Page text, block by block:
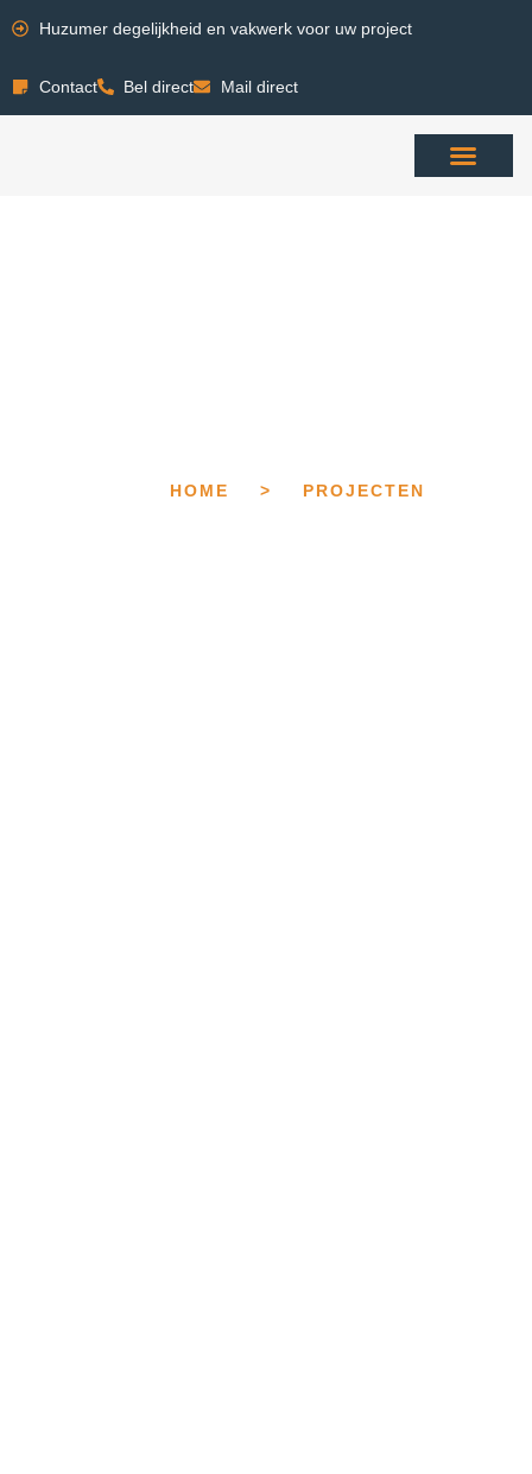
Huzumer degelijkheid en vakwerk voor uw project
Contact Bel direct Mail direct
HOME > PROJECTEN